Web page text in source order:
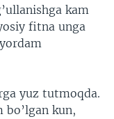
kam
fitna unga
yuz tutmoqda.
kun,